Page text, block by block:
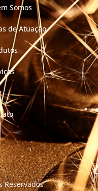
Somos
de Atuação
Reservados